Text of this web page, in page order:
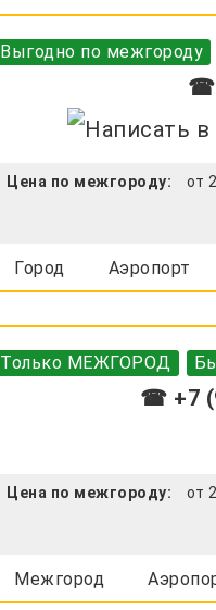
Выгодно по межгороду
☎
Цена по межгороду: от
Город Аэропорт
Только МЕЖГОРОД
☎ +7
Цена по межгороду: от
Межгород